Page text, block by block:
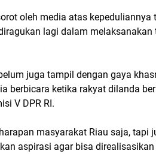
oleh media atas
lagi dalam
juga tampil dengan gaya
berbicara ketika rakyat dilanda
V DPR RI.
masyarakat Riau saja, tapi
aspirasi agar bisa